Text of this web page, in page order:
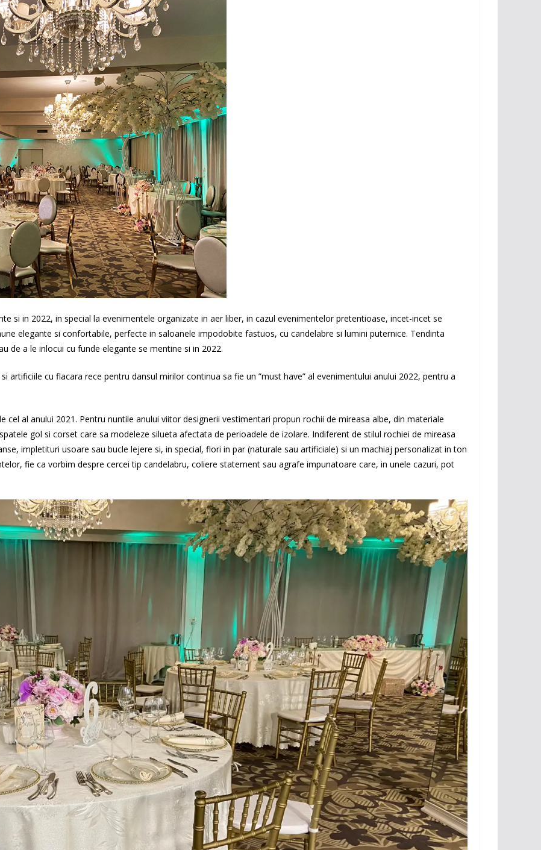
si in 2022, in special la evenimentele organizate in aer liber, in cazul evenimentelor pretentioase, incet-incet se
elegante si confortabile, perfecte in saloanele impodobite fastuos, cu candelabre si lumini puternice. Tendinta
de a le inlocui cu funde elegante se mentine si in 2022.
artificiile cu flacara rece pentru dansul mirilor continua sa fie un ”must have” al evenimentului anului 2022, pentru a
cel al anului 2021. Pentru nuntile anului viitor designerii vestimentari propun rochii de mireasa albe, din materiale
gol si corset care sa modeleze silueta afectata de perioadele de izolare. Indiferent de stilul rochiei de mireasa
impletituri usoare sau bucle lejere si, in special, flori in par (naturale sau artificiale) si un machiaj personalizat in ton
fie ca vorbim despre cercei tip candelabru, coliere statement sau agrafe impunatoare care, in unele cazuri, pot